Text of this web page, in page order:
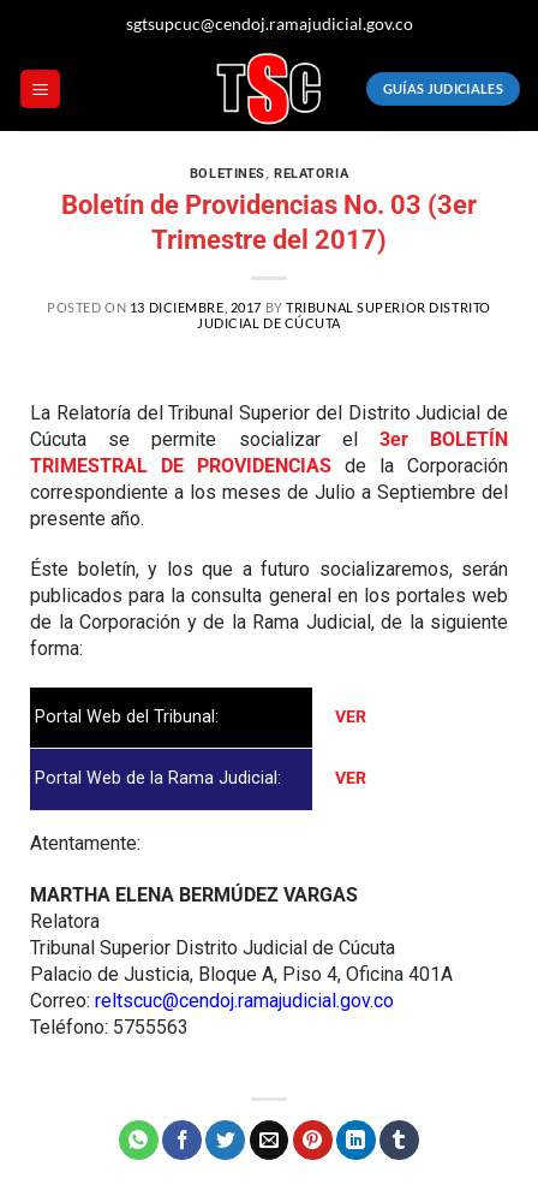
sgtsupcuc@cendoj.ramajudicial.gov.co
GUÍAS JUDICIALES
BOLETINES,RELATORIA
Boletín de Providencias No. 03 (3er
Trimestre del 2017)
POSTED ON 13 DICIEMBRE, 2017 BYTRIBUNAL SUPERIOR DISTRITO
JUDICIAL DE CÚCUTA
La Relatoría del Tribunal Superior del Distrito Judicial de
Cúcuta se permite socializar el 3er BOLETÍN
TRIMESTRAL DE PROVIDENCIAS de la Corporación
correspondiente a los meses de Julio a Septiembre del
presente año.
Éste boletín, y los que a futuro socializaremos, serán
publicados para la consulta general en los portales web
de la Corporación y de la Rama Judicial, de la siguiente
forma:
Portal Web del Tribunal: VER
Portal Web de la Rama Judicial: VER
Atentamente:
MARTHA ELENA BERMÚDEZ VARGAS
Relatora
Tribunal Superior Distrito Judicial de Cúcuta
Palacio de Justicia, Bloque A, Piso 4, Oficina 401A
Correo: reltscuc@cendoj.ramajudicial.gov.co
Teléfono: 5755563